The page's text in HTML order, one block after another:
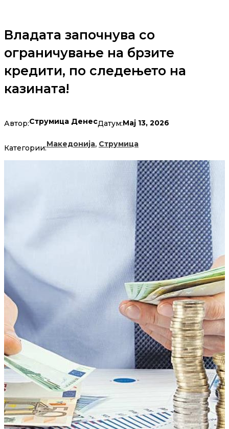
Владата започнува со
ограничување на брзите
кредити, по следењето на
казината!
Автор:Струмица ДенесДатум:Мај 13, 2026
Категории:Македонија, Струмица